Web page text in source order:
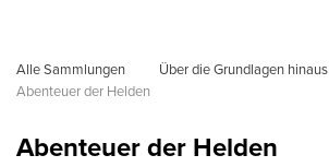
Alle Sammlungen Über die Grundlagen hinaus
Abenteuer der Helden
Abenteuer der Helden